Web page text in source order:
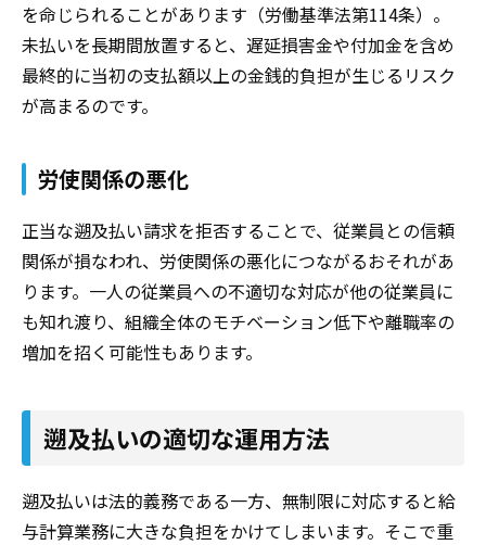
を命じられることがあります（労働基準法第114条）。
未払いを長期間放置すると、遅延損害金や付加金を含め
最終的に当初の支払額以上の金銭的負担が生じるリスク
が高まるのです。
労使関係の悪化
正当な遡及払い請求を拒否することで、従業員との信頼
関係が損なわれ、労使関係の悪化につながるおそれがあ
ります。一人の従業員への不適切な対応が他の従業員に
も知れ渡り、組織全体のモチベーション低下や離職率の
増加を招く可能性もあります。
遡及払いの適切な運用方法
遡及払いは法的義務である一方、無制限に対応すると給
与計算業務に大きな負担をかけてしまいます。そこで重